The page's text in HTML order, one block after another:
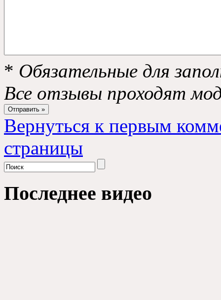
* Обязательные для
Все отзывы проходят
Вернуться к первым
страницы
Последнее видео